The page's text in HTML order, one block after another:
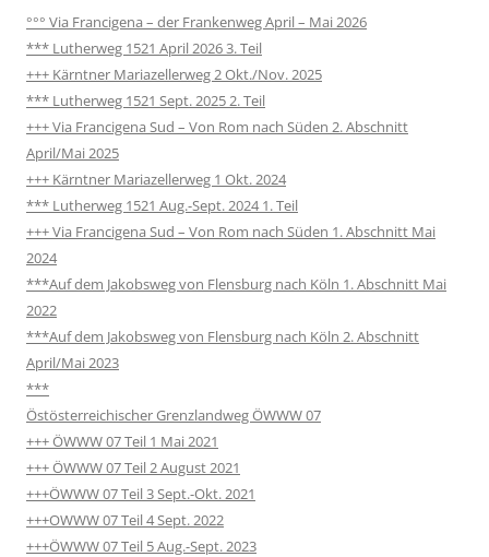
°°° Via Francigena – der Frankenweg April – Mai 2026
*** Lutherweg 1521 April 2026 3. Teil
+++ Kärntner Mariazellerweg 2 Okt./Nov. 2025
*** Lutherweg 1521 Sept. 2025 2. Teil
+++ Via Francigena Sud – Von Rom nach Süden 2. Abschnitt
April/Mai 2025
+++ Kärntner Mariazellerweg 1 Okt. 2024
*** Lutherweg 1521 Aug.-Sept. 2024 1. Teil
+++ Via Francigena Sud – Von Rom nach Süden 1. Abschnitt Mai
2024
***Auf dem Jakobsweg von Flensburg nach Köln 1. Abschnitt Mai
2022
***Auf dem Jakobsweg von Flensburg nach Köln 2. Abschnitt
April/Mai 2023
***
Östösterreichischer Grenzlandweg ÖWWW 07
+++ ÖWWW 07 Teil 1 Mai 2021
+++ ÖWWW 07 Teil 2 August 2021
+++ÖWWW 07 Teil 3 Sept.-Okt. 2021
+++OWWW 07 Teil 4 Sept. 2022
+++ÖWWW 07 Teil 5 Aug.-Sept. 2023